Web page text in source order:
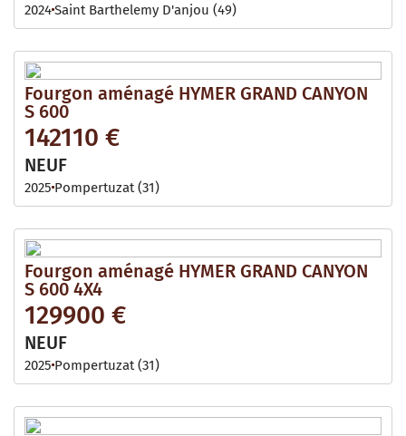
2024Saint Barthelemy D'anjou (49)
Fourgon aménagé HYMER GRAND CANYON
S 600
142110 €
NEUF
2025 Pompertuzat (31)
Fourgon aménagé HYMER GRAND CANYON
S 600 4X4
129900 €
NEUF
2025 Pompertuzat (31)